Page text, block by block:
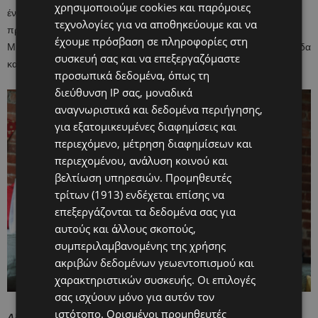
ένα budget για κάθε παιδί. Αυτό διδάσκει στα παιδιά την αξία των
πραγμάτων και την εκτίμηση της ποιότητας έναντι της ποσότητας.
Μια οικογενειακή «Secret Santa» μπορεί επίσης να μειώσει τα έξοδα
και να κάνει τη διαδικασία πιο διασκεδαστική.
χρησιμοποιούμε cookies και παρόμοιες
τεχνολογίες για να αποθηκεύουμε και να
έχουμε πρόσβαση σε πληροφορίες στη
συσκευή σας και να επεξεργαζόμαστε
προσωπικά δεδομένα, όπως τη
διεύθυνση IP σας, μοναδικά
αναγνωριστικά και δεδομένα περιήγησης,
για εξατομικευμένες διαφημίσεις και
περιεχόμενο, μέτρηση διαφημίσεων και
περιεχομένου, ανάλυση κοινού και
βελτίωση υπηρεσιών. Προμηθευτές
τρίτων (1913) ενδέχεται επίσης να
επεξεργάζονται τα δεδομένα σας για
αυτούς και άλλους σκοπούς,
συμπεριλαμβανομένης της χρήσης
ακριβών δεδομένων γεωεντοπισμού και
χαρακτηριστικών συσκευής. Οι επιλογές
σας ισχύουν μόνο για αυτόν τον
ιστότοπο. Ορισμένοι προμηθευτές